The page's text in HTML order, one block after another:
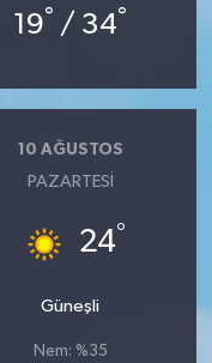
19° / 34°
10 AĞUSTOS
PAZARTESI
24°
Güneşli
Nem: %35